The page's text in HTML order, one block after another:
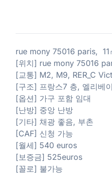
rue mony 75016 paris,
[위치] rue mony 75016
[교통] M2, M9, RER_C
[구조] 프랑스7 층, 엘리베
[옵션] 가구 포함 임대
[난방] 중앙 난방
[기타] 채광 좋음, 부촌
[CAF] 신청 가능
[월세] 540 euros
[보증금] 525euros
[꼴로] 불가능